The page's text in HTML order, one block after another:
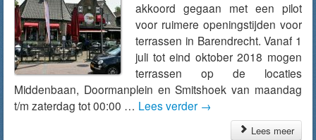
akkoord gegaan met een pilot
voor ruimere openingstijden voor
terrassen in Barendrecht. Vanaf 1
juli tot eind oktober 2018 mogen
terrassen op de locaties
Middenbaan, Doormanplein en Smitshoek van maandag
t/m zaterdag tot 00:00 … Lees verder →
Lees meer